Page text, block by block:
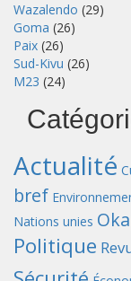
Wazalendo (29)
Goma (26)
Paix (26)
Sud-Kivu (26)
M23 (24)
Actualité
bref
Nations unies
Politique